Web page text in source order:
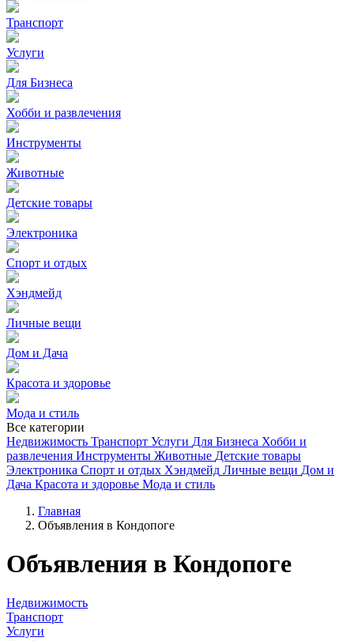
Транспорт
Услуги
Для Бизнеса
Хобби и развлечения
Инструменты
Животные
Детские товары
Электроника
Спорт и отдых
Хэндмейд
Личные вещи
Дом и Дача
Красота и здоровье
Мода и стиль
Все категории
Недвижимость Транспорт Услуги Для Бизнеса Хобби и
развлечения Инструменты Животные Детские товары
Электроника Спорт и отдых Хэндмейд Личные вещи Дом и
Дача Красота и здоровье Мода и стиль
Главная
Объявления в Кондопоге
Объявления в Кондопоге
Недвижимость
Транспорт
Услуги